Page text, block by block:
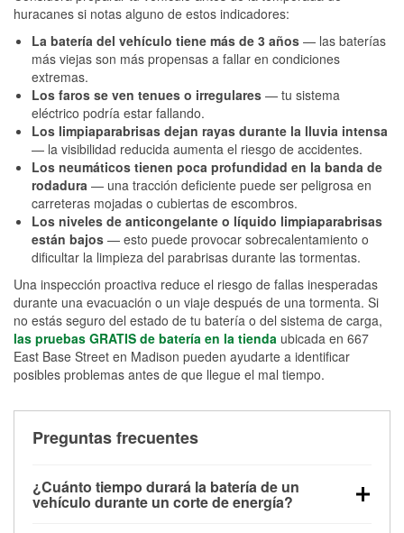
huracanes si notas alguno de estos indicadores:
La batería del vehículo tiene más de 3 años — las baterías
más viejas son más propensas a fallar en condiciones
extremas.
Los faros se ven tenues o irregulares — tu sistema
eléctrico podría estar fallando.
Los limpiaparabrisas dejan rayas durante la lluvia intensa
— la visibilidad reducida aumenta el riesgo de accidentes.
Los neumáticos tienen poca profundidad en la banda de
rodadura — una tracción deficiente puede ser peligrosa en
carreteras mojadas o cubiertas de escombros.
Los niveles de anticongelante o líquido limpiaparabrisas
están bajos — esto puede provocar sobrecalentamiento o
dificultar la limpieza del parabrisas durante las tormentas.
Una inspección proactiva reduce el riesgo de fallas inesperadas
durante una evacuación o un viaje después de una tormenta. Si
no estás seguro del estado de tu batería o del sistema de carga,
las pruebas GRATIS de batería en la tienda ubicada en 667
East Base Street en Madison pueden ayudarte a identificar
posibles problemas antes de que llegue el mal tiempo.
Preguntas frecuentes
¿Cuánto tiempo durará la batería de un
vehículo durante un corte de energía?